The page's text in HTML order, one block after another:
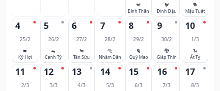
🐒
Bính Thân
🐓
Đinh Dậu
🐕
Mậu Tuất
4
25/2
🐖
Kỷ Hợi
5
26/2
🐀
Canh Tý
6
27/2
🐂
Tân Sửu
7
28/2
🐅
Nhâm Dần
8
29/2
🐈
Quý Mão
9
30/2
🐉
Giáp Thìn
10
1/3
🐍
Ất Tỵ
11
2/3
12
3/3
13
4/3
14
5/3
15
6/3
16
7/3
17
8/3